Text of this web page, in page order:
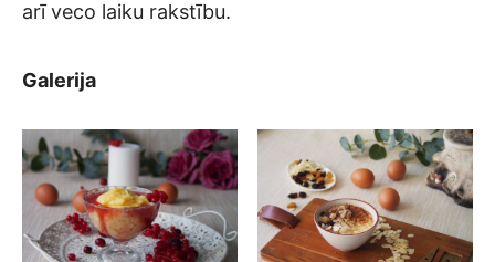
arī veco laiku rakstību.
Galerija